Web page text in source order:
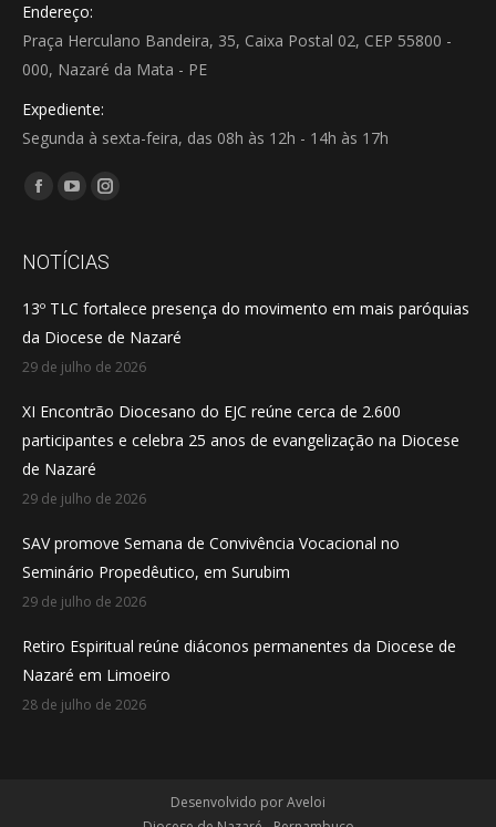
Endereço:
Praça Herculano Bandeira, 35, Caixa Postal 02, CEP 55800 -
000, Nazaré da Mata - PE
Expediente:
Segunda à sexta-feira, das 08h às 12h - 14h às 17h
Encontre-nos em:
Facebook
opens
new
window
YouTube
opens
new
window
Instagram
opens
new
window
NOTÍCIAS
13º TLC fortalece presença do movimento em mais paróquias
da Diocese de Nazaré
29 de julho de 2026
XI Encontrão Diocesano do EJC reúne cerca de 2.600
participantes e celebra 25 anos de evangelização na Diocese
de Nazaré
29 de julho de 2026
SAV promove Semana de Convivência Vocacional no
Seminário Propedêutico, em Surubim
29 de julho de 2026
Retiro Espiritual reúne diáconos permanentes da Diocese de
Nazaré em Limoeiro
28 de julho de 2026
Desenvolvido porAveloi